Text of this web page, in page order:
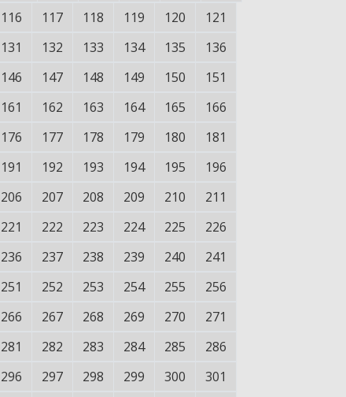
116 117 118 119 120
121
131 132 133 134 135
136
146 147 148 149 150
151
161 162 163 164 165
166
176 177 178 179 180
181
191 192 193 194 195
196
206 207 208 209 210
211
221 222 223 224 225
226
236 237 238 239 240
241
251 252 253 254 255
256
266 267 268 269 270
271
281 282 283 284 285
286
296 297 298 299 300
301